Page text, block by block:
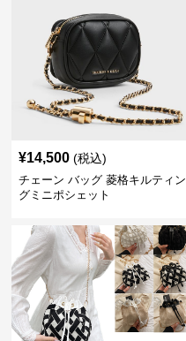
¥14,500 (税込)
チェーン バッグ 菱格キルティン
グミニポシェット